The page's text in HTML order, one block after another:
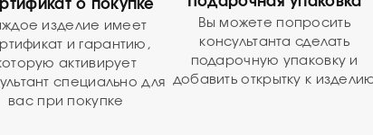
о покупке
изделие имеет
и гарантию,
активирует
специально для
вас при покупке
Вы можете попросить
консультанта сделать
подарочную упаковку и
добавить открытку к